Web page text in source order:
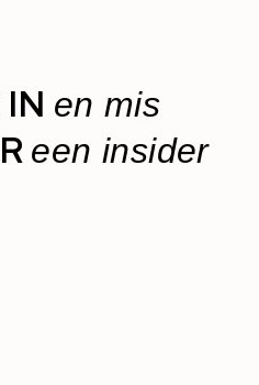
en mis
een insider